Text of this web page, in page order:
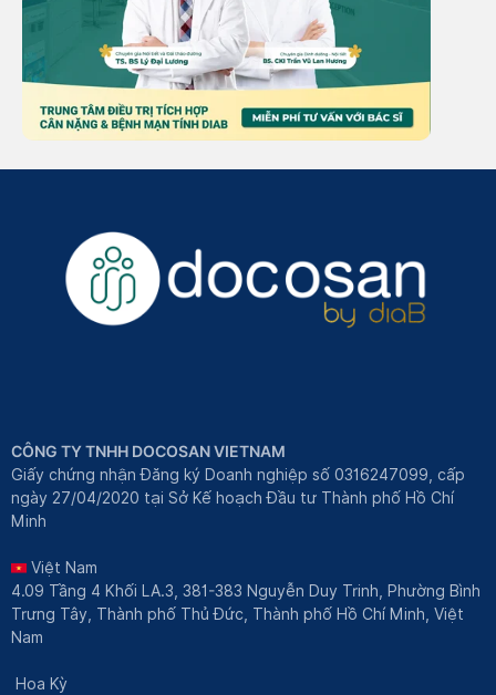
CÔNG TY TNHH DOCOSAN VIETNAM
Giấy chứng nhận Đăng ký Doanh nghiệp số 0316247099, cấp
ngày 27/04/2020 tại Sở Kế hoạch Đầu tư Thành phố Hồ Chí
Minh
Việt Nam
4.09 Tầng 4 Khối LA.3, 381-383 Nguyễn Duy Trinh, Phường Bình
Trưng Tây, Thành phố Thủ Đức, Thành phố Hồ Chí Minh, Việt
Nam
Hoa Kỳ